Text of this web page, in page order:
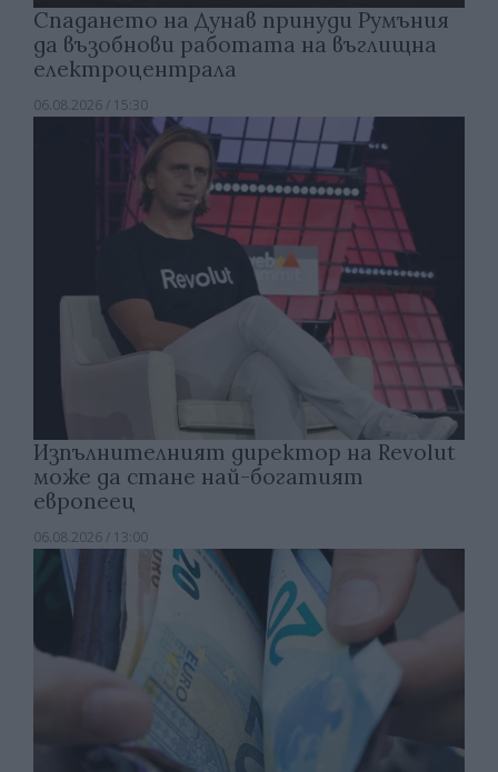
Спадането на Дунав принуди Румъния
да възобнови работата на въглищна
електроцентрала
06.08.2026 / 15:30
Изпълнителният директор на Revolut
може да стане най-богатият
европеец
06.08.2026 / 13:00